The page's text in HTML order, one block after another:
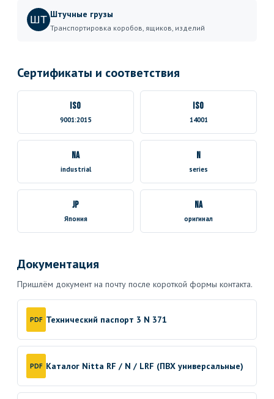
ШТ Штучные грузы
Транспортировка коробов, ящиков, изделий
Сертификаты и соответствия
ISO
9001:2015
ISO
14001
NA
industrial
N
series
JP
Япония
NA
оригинал
Документация
Пришлём документ на почту после короткой формы контакта.
PDF Технический паспорт 3 N 371
PDF Каталог Nitta RF / N / LRF (ПВХ универсальные)